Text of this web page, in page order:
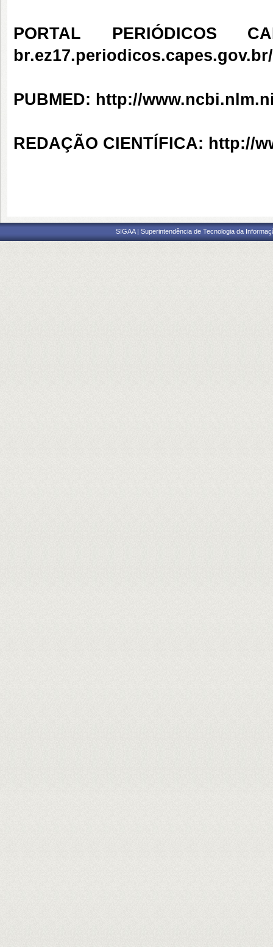
PORTAL PERIÓDICOS
PUBMED: http://
REDAÇÃO CIENTÍFICA: http://
SIGAA | Superintendência de Tecnologia da